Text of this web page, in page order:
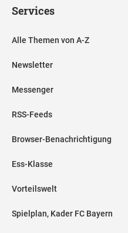
Services
Alle Themen von A-Z
Newsletter
Messenger
RSS-Feeds
Browser-Benachrichtigung
Ess-Klasse
Vorteilswelt
Spielplan, Kader FC Bayern